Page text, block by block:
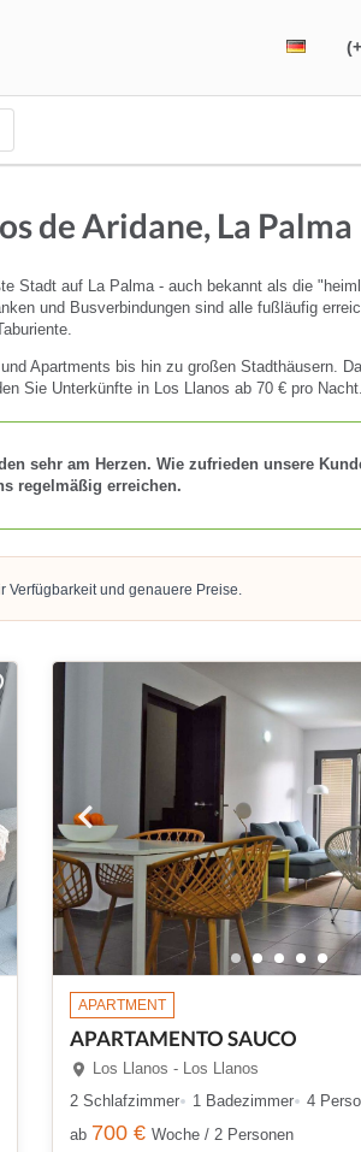
de Aridane, La Palma
Stadt auf La Palma - auch bekannt als die
und Busverbindungen sind alle fußläufig
Apartments bis hin zu großen Stadthäusern.
Sie Unterkünfte in Los Llanos ab 70 € pro Nacht.
sehr am Herzen. Wie zufrieden unsere
regelmäßig erreichen.
Verfügbarkeit und genauere Preise.
APARTMENT
APARTAMENTO SAUCO
Los Llanos - Los Llanos
2 Schlafzimmer
1 Badezimmer
4
ab 700 € Woche / 2 Personen